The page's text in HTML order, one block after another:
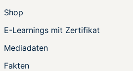
Shop
E-Learnings mit Zertifikat
Mediadaten
Fakten